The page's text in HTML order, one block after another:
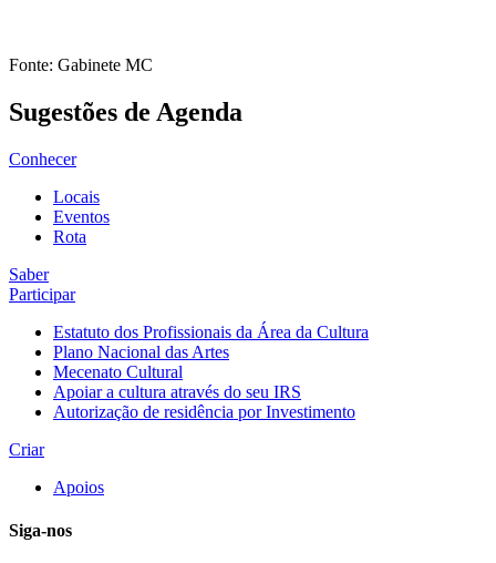
Fonte: Gabinete MC
Sugestões de Agenda
Conhecer
Locais
Eventos
Rota
Saber
Participar
Estatuto dos Profissionais da Área da Cultura
Plano Nacional das Artes
Mecenato Cultural
Apoiar a cultura através do seu IRS
Autorização de residência por Investimento
Criar
Apoios
Siga-nos